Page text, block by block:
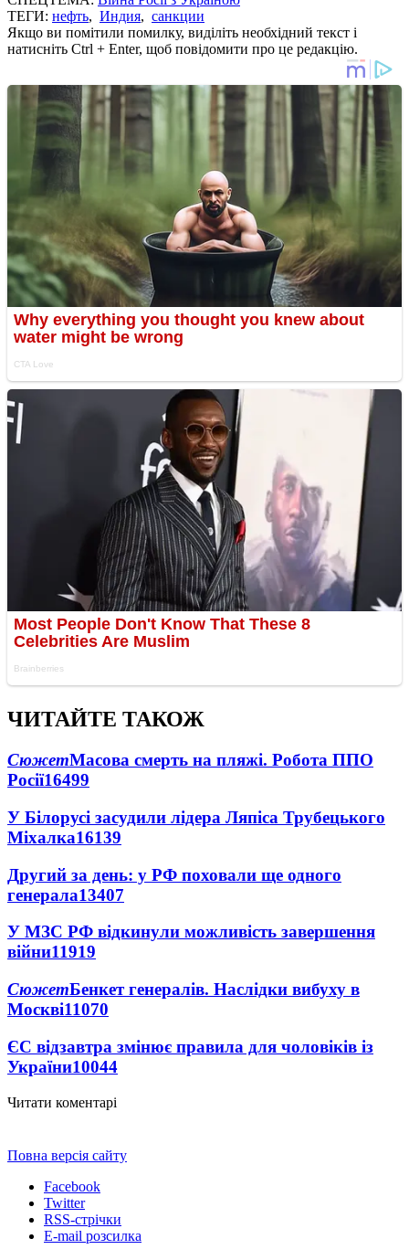
ТЕГИ: нефть, Индия, санкции
Якщо ви помітили помилку, виділіть необхідний текст і
натисніть Ctrl + Enter, щоб повідомити про це редакцію.
ЧИТАЙТЕ ТАКОЖ
СюжетМасова смерть на пляжі. Робота ППО
Росії16499
У Білорусі засудили лідера Ляпіса Трубецького
Міхалка16139
Другий за день: у РФ поховали ще одного
генерала13407
У МЗС РФ відкинули можливість завершення
війни11919
СюжетБенкет генералів. Наслідки вибуху в
Москві11070
ЄС відзавтра змінює правила для чоловіків із
України10044
Читати коментарі
Повна версія сайту
Facebook
Twitter
RSS-стрічки
E-mail розсилка